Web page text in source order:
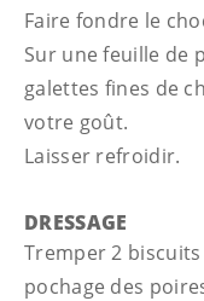
Faire fondre le
Sur une feuille de
galettes fines de
votre goût.
Laisser refroidir.
DRESSAGE
Tremper 2
pochage des